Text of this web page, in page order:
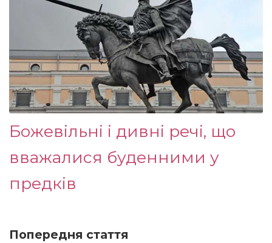
Божевільні і дивні речі, що
вважалися буденними у
предків
Попередня стаття